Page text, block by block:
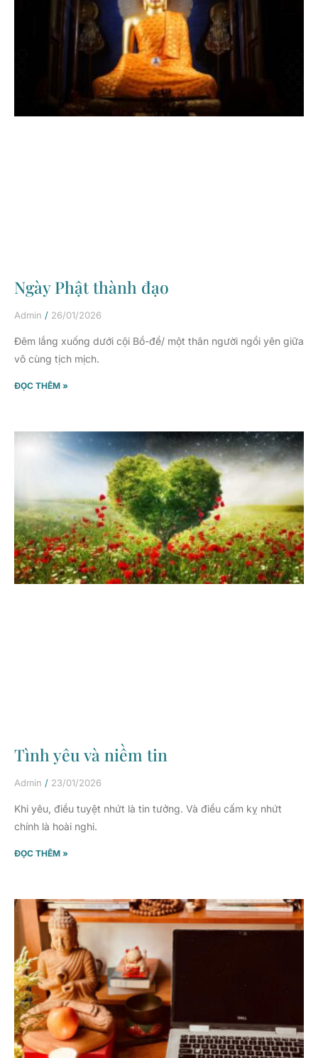
Ngày Phật thành đạo
Admin 26/01/2026
Đêm lắng xuống dưới cội Bồ-đề/ một thân người ngồi yên giữa
vô cùng tịch mịch.
ĐỌC THÊM »
Tình yêu và niềm tin
Admin 23/01/2026
Khi yêu, điều tuyệt nhứt là tin tưởng. Và điều cấm kỵ nhứt
chính là hoài nghi.
ĐỌC THÊM »